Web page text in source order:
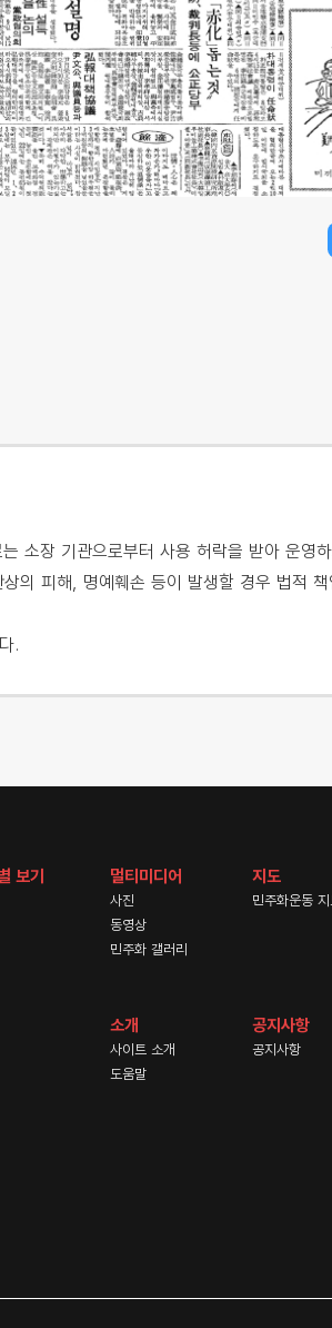
소장 기관으로부터 사용 허락을 받아 운영
의 피해, 명예훼손 등이 발생할 경우 법적
.
보기 멀티미디어
사진
동영상
민주화 갤러리
소개
사이트 소개
도움말
지도
민주화운동 지
공지사항
공지사항